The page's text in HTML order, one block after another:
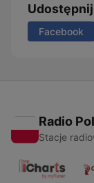
Udostępnij
Facebook
Radio
Stacje